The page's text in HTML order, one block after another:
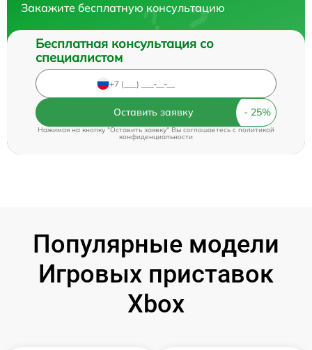
Закажите бесплатную консультацию
Бесплатная консультация со
специалистом
Оставить заявку
Нажимая на кнопку "Оставить заявку" Вы соглашаетесь c политикой
конфиденциальности
Популярные модели
Игровых приставок
Xbox